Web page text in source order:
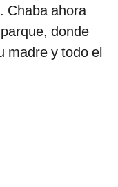
Chaba ahora
donde
madre y todo el